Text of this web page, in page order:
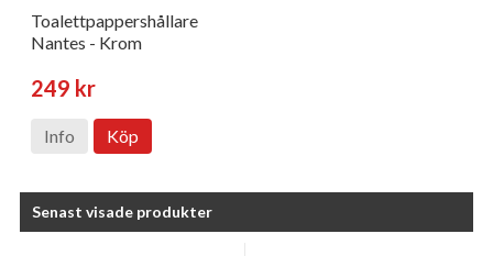
Toalettpappershållare
Nantes - Krom
249 kr
Info Köp
Senast visade produkter